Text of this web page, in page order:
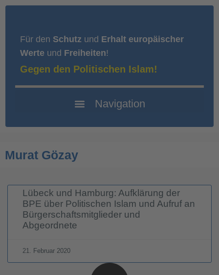
Für den Schutz und Erhalt europäischer
Werte und Freiheiten!
Gegen den Politischen Islam!
Murat Gözay
Lübeck und Hamburg: Aufklärung der
BPE über Politischen Islam und Aufruf an
Bürgerschaftsmitglieder und
Abgeordnete
21. Februar 2020